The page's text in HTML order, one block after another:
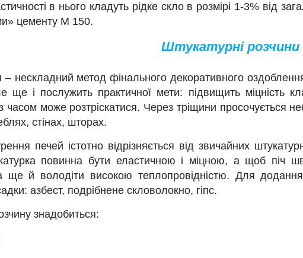
в нього кладуть рідке скло в розмірі 1-3% від
цементу М 150.
Штукатурні розчини
метод фінального декоративного оздоблення
ще і послужить практичної мети: підвищить міцність
часом може розтріскатися. Через тріщини просочується
стінах, шторах.
печей істотно відрізняється від звичайних
повинна бути еластичною і міцною, а щоб піч
ще й володіти високою теплопровідністю. Для
азбест, подрібнене скловолокно, гіпс.
знадобиться: